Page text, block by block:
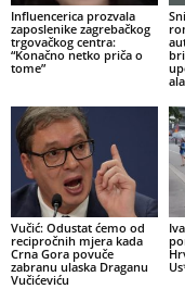
Influencerica prozvala
zaposlenike zagrebačkog
trgovačkog centra:
“Konačno netko priča o
tome”
Vučić: Odustat ćemo od
recipročnih mjera kada
Crna Gora povuče
zabranu ulaska Draganu
Vučićeviću